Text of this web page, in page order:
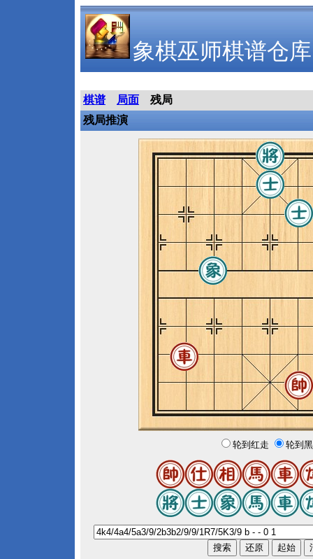
象棋巫师棋谱仓库
棋谱 局面
残局
残局推演
轮到红走 轮到